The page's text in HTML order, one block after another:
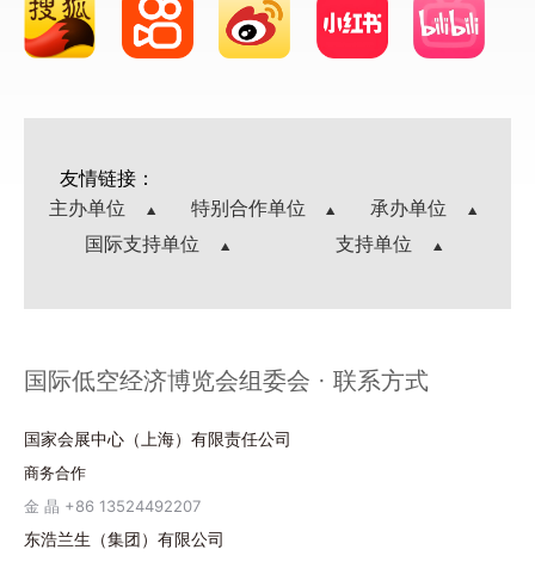
友情链接：
主办单位
特别合作单位
承办单位
国际支持单位
支持单位
国际低空经济博览会组委会 · 联系方式
国家会展中心（上海）有限责任公司
商务合作
金 晶 +86 13524492207
东浩兰生（集团）有限公司